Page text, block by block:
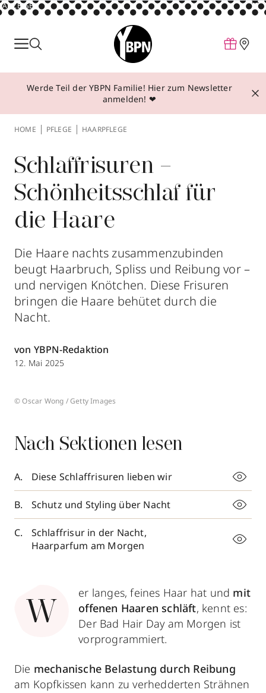
ANZEIGE
Parfum
Make-up
Behandlungen
Über YBPN
Aktionen
Storefinder
Werde Teil der YBPN Familie! Hier zum Newsletter
anmelden! ❤
HOME PFLEGE HAARPFLEGE
Schlaffrisuren –
Schönheitsschlaf für
die Haare
Die Haare nachts zusammenzubinden
beugt Haarbruch, Spliss und Reibung vor –
und nervigen Knötchen. Diese Frisuren
bringen die Haare behütet durch die
Nacht.
von YBPN-Redaktion
12. Mai 2025
© Oscar Wong / Getty Images
Nach Sektionen lesen
Diese Schlaffrisuren lieben wir
Schutz und Styling über Nacht
Schlaffrisur in der Nacht,
Haarparfum am Morgen
W
er langes, feines Haar hat und mit
offenen Haaren schläft, kennt es:
Der Bad Hair Day am Morgen ist
vorprogrammiert.
Die mechanische Belastung durch Reibung
am Kopfkissen kann zu verhedderten Strähnen